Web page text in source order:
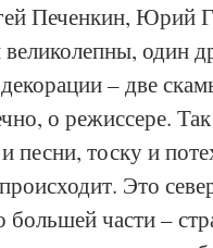
Печенкин, Юрий
один
– две
о режиссере.
песни, тоску и
Это
большей части –